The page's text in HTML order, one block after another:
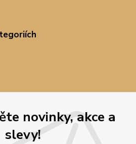
novinky, akce a
slevy!